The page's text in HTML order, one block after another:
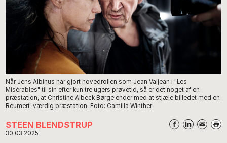
Når Jens Albinus har gjort hovedrollen som Jean Valjean i "Les
Misérables" til sin efter kun tre ugers prøvetid, så er det noget af en
præstation, at Christine Albeck Børge ender med at stjæle billedet med en
Reumert-værdig præstation. Foto: Camilla Winther
STEEN BLENDSTRUP
30.03.2025